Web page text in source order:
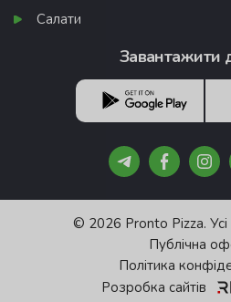
Салати
Завантажити
© 2026 Pronto Pizza.
Публічна
Політика
Розробка сайтів